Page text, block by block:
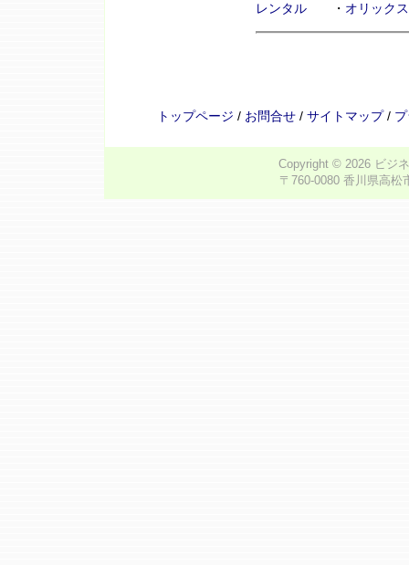
レンタル ・ オリック
トップページ / お問合せ / サイトマップ/
Copyright © 2026 ビジ
〒760-0080 香川県高松